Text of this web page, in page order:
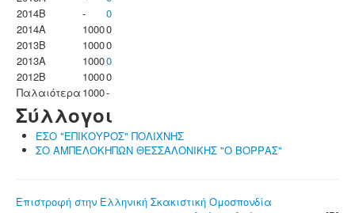
2014B
-
0
2014A
10000
2013B
10000
2013A
10000
2012B
10000
Παλαιότερα 1000-
Σύλλογοι
ΕΣΟ "ΕΠΙΚΟΥΡΟΣ" ΠΟΛΙΧΝΗΣ
ΣΟ ΑΜΠΕΛΟΚΗΠΩΝ ΘΕΣΣΑΛΟΝΙΚΗΣ "Ο ΒΟΡΡΑΣ"
Επιστροφή στην Ελληνική Σκακιστική Ομοσπονδία